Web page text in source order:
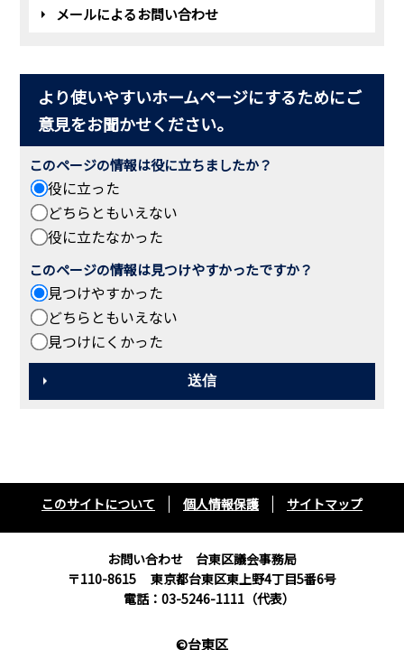
メールによるお問い合わせ
より使いやすいホームページにするためにご
意見をお聞かせください。
このページの情報は役に立ちましたか？
役に立った
どちらともいえない
役に立たなかった
このページの情報は見つけやすかったですか？
見つけやすかった
どちらともいえない
見つけにくかった
このサイトについて 個人情報保護 サイトマップ
お問い合わせ 台東区議会事務局
〒110-8615
東京都台東区東上野4丁目5番6号
電話：03-5246-1111（代表）
©台東区